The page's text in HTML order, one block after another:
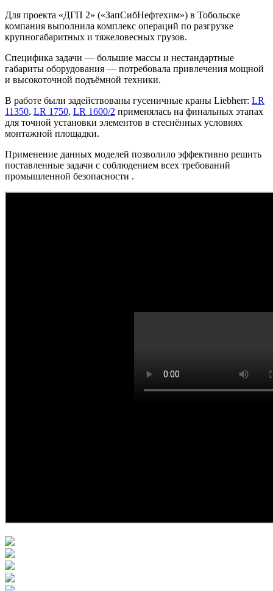
Для проекта «ДГП 2» («ЗапСибНефтехим») в Тобольске
компания выполнила комплекс операций по разгрузке
крупногабаритных и тяжеловесных грузов.
Специфика задачи — большие массы и нестандартные
габариты оборудования — потребовала привлечения мощной
и высокоточной подъёмной техники.
В работе были задействованы гусеничные краны Liebherr: LR
11350, LR 1750, LR 1600/2 применялась на финальных этапах
для точной установки элементов в стеснённых условиях
монтажной площадки.
Применение данных моделей позволило эффективно решить
поставленные задачи с соблюдением всех требований
промышленной безопасности .